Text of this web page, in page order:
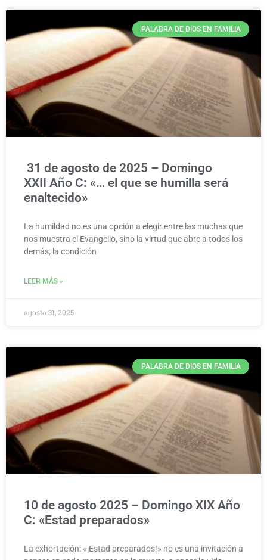
PALABRA DE DIOS EN FAMILIA
31 de agosto de 2025 – Domingo
XXII Año C: «… el que se humilla será
enaltecido»
La humildad no es una opción a elegir entre las muchas que
nos muestra el Evangelio, sino la virtud que abre a todos los
demás, la condición
LEER MÁS »
agosto 31, 2025
PALABRA DE DIOS EN FAMILIA
10 de agosto 2025 – Domingo XIX Año
C: «Estad preparados»
La exhortación: «¡Estad preparados!» no es una invitación a